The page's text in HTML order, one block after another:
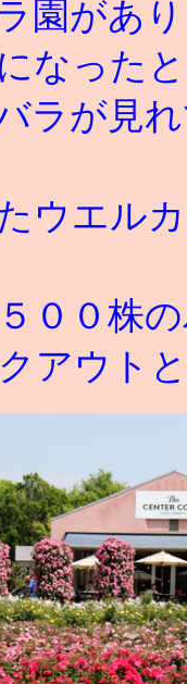
園があ
なった
ラが見
ウエル
００株
アウト